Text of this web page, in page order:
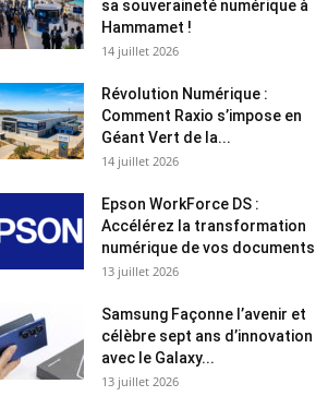
sa souveraineté numérique à
Hammamet !
14 juillet 2026
Révolution Numérique :
Comment Raxio s’impose en
Géant Vert de la...
14 juillet 2026
Epson WorkForce DS :
Accélérez la transformation
numérique de vos documents
13 juillet 2026
Samsung Façonne l’avenir et
célèbre sept ans d’innovation
avec le Galaxy...
13 juillet 2026